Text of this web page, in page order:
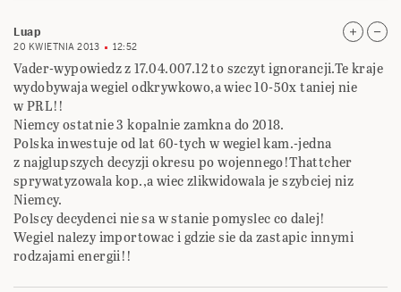
Luap
20 KWIETNIA 2013 12:52
Vader-wypowiedz z 17.04.007.12 to szczyt ignorancji.Te kraje
wydobywaja wegiel odkrywkowo,a wiec 10-50x taniej nie
w PRL!!
Niemcy ostatnie 3 kopalnie zamkna do 2018.
Polska inwestuje od lat 60-tych w wegiel kam.-jedna
z najglupszych decyzji okresu po wojennego!Thattcher
sprywatyzowala kop.,a wiec zlikwidowala je szybciej niz
Niemcy.
Polscy decydenci nie sa w stanie pomyslec co dalej!
Wegiel nalezy importowac i gdzie sie da zastapic innymi
rodzajami energii!!